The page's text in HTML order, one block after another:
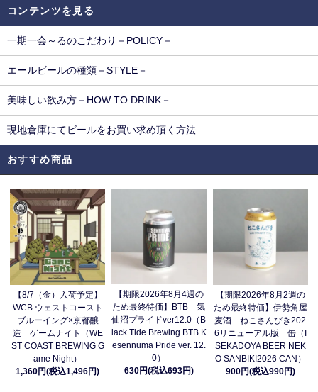
コンテンツを見る
一期一会～るのこだわり－POLICY－
エールビールの種類－STYLE－
美味しい飲み方－HOW TO DRINK－
現地倉庫にてビールをお買い求め頂く方法
おすすめ商品
【8/7（金）入荷予定】
WCB ウェストコースト
ブルーイング×京都醸
造 ゲームナイト（WE
ST COAST BREWING G
ame Night）
1,360円(税込1,496円)
【期限2026年8月4週の
ため最終特価】BTB 気
仙沼プライドver12.0（B
lack Tide Brewing BTB K
esennuma Pride ver. 12.
0）
630円(税込693円)
【期限2026年8月2週の
ため最終特価】伊勢角屋
麦酒 ねこさんびき202
6リニューアル版 缶（I
SEKADOYA BEER NEK
O SANBIKI2026 CAN）
900円(税込990円)